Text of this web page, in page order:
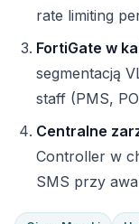
rate limiting
FortiGate w
segmentacją
staff (PMS,
Centralne
Controller w
SMS przy